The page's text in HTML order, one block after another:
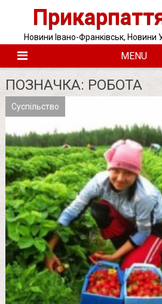
Новини Івано-Франківськ, Новини
MENU
ПОЗНАЧКА: РОБОТА
Суспільство
Posts
pagination